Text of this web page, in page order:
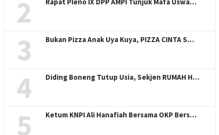
2
3 Bukan Pizza Anak Uya Kuya, PIZZA CINTA S…
4 Diding Boneng Tutup Usia, Sekjen RUMAH H…
5 Ketum KNPI Ali Hanafiah Bersama OKP Bers…